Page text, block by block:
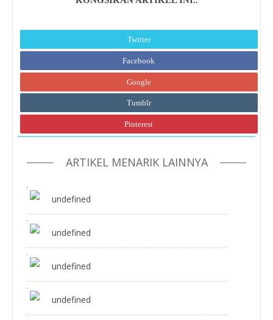
Twitter
Facebook
Google
Tumblr
Pinterest
ARTIKEL MENARIK LAINNYA
undefined
undefined
undefined
undefined